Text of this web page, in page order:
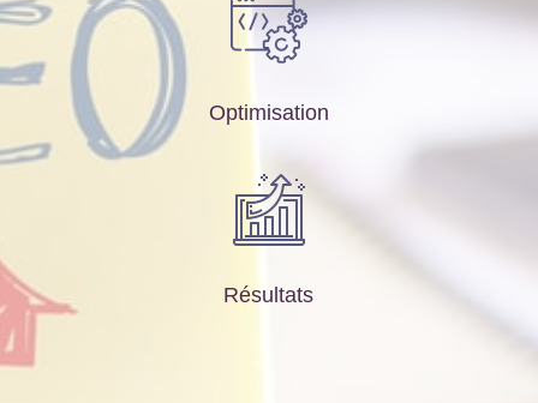
Optimisation
Résultats